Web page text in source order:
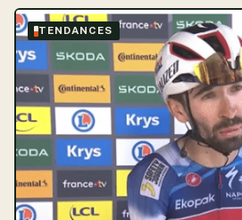
TENDANCES